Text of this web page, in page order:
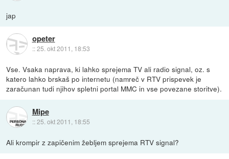
jap
opeter
::25. okt 2011, 18:53
Vse. Vsaka naprava, ki lahko sprejema TV ali radio signal, oz. s
katero lahko brskaš po internetu (namreč v RTV prispevek je
zaračunan tudi njihov spletni portal MMC in vse povezane storitve).
Mipe
::25. okt 2011, 18:55
Ali krompir z zapičenim žebljem sprejema RTV signal?